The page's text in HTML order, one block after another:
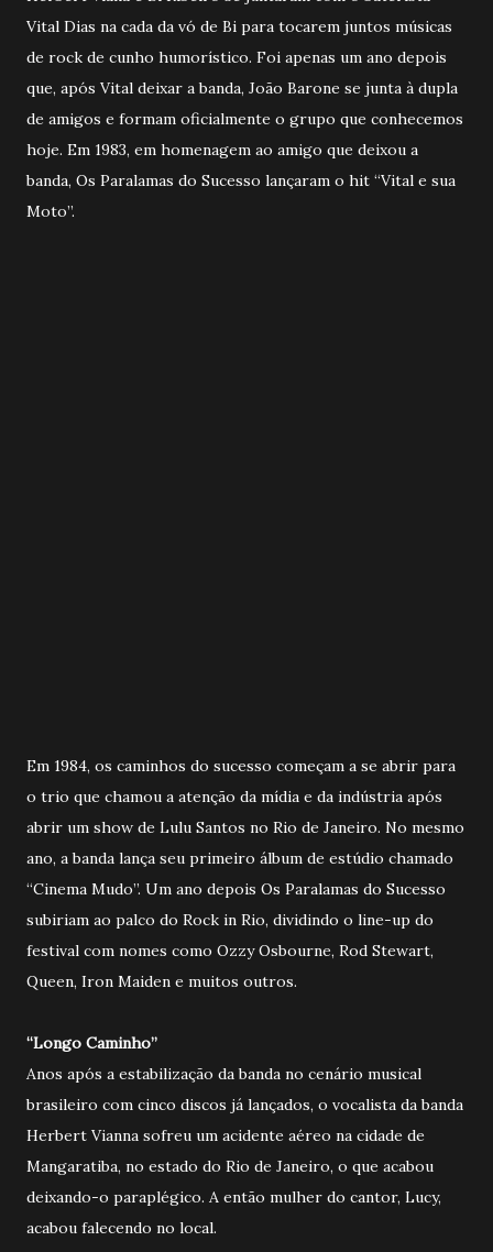
Vital Dias na cada da vó de Bi para tocarem juntos músicas
de rock de cunho humorístico. Foi apenas um ano depois
que, após Vital deixar a banda, João Barone se junta à dupla
de amigos e formam oficialmente o grupo que conhecemos
hoje. Em 1983, em homenagem ao amigo que deixou a
banda, Os Paralamas do Sucesso lançaram o hit “Vital e sua
Moto”.
Em 1984, os caminhos do sucesso começam a se abrir para
o trio que chamou a atenção da mídia e da indústria após
abrir um show de Lulu Santos no Rio de Janeiro. No mesmo
ano, a banda lança seu primeiro álbum de estúdio chamado
“Cinema Mudo”. Um ano depois Os Paralamas do Sucesso
subiriam ao palco do Rock in Rio, dividindo o line-up do
festival com nomes como Ozzy Osbourne, Rod Stewart,
Queen, Iron Maiden e muitos outros.
“Longo Caminho”
Anos após a estabilização da banda no cenário musical
brasileiro com cinco discos já lançados, o vocalista da banda
Herbert Vianna sofreu um acidente aéreo na cidade de
Mangaratiba, no estado do Rio de Janeiro, o que acabou
deixando-o paraplégico. A então mulher do cantor, Lucy,
acabou falecendo no local.